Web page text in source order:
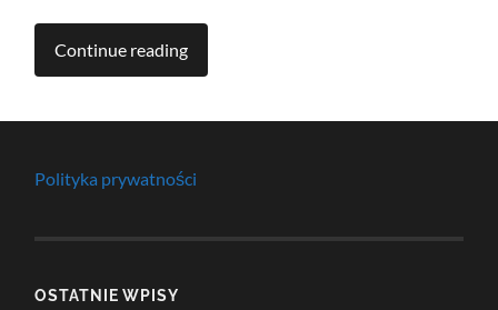
Continue reading
Polityka prywatności
OSTATNIE WPISY